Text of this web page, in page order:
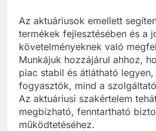
Az aktuáriusok emellett
termékek fejlesztésében és a
követelményeknek való
Munkájuk hozzájárul ahhoz,
piac stabil és átlátható
fogyasztók, mind a
Az aktuáriusi szakértelem
megbízható, fenntartható
működtetéséhez.